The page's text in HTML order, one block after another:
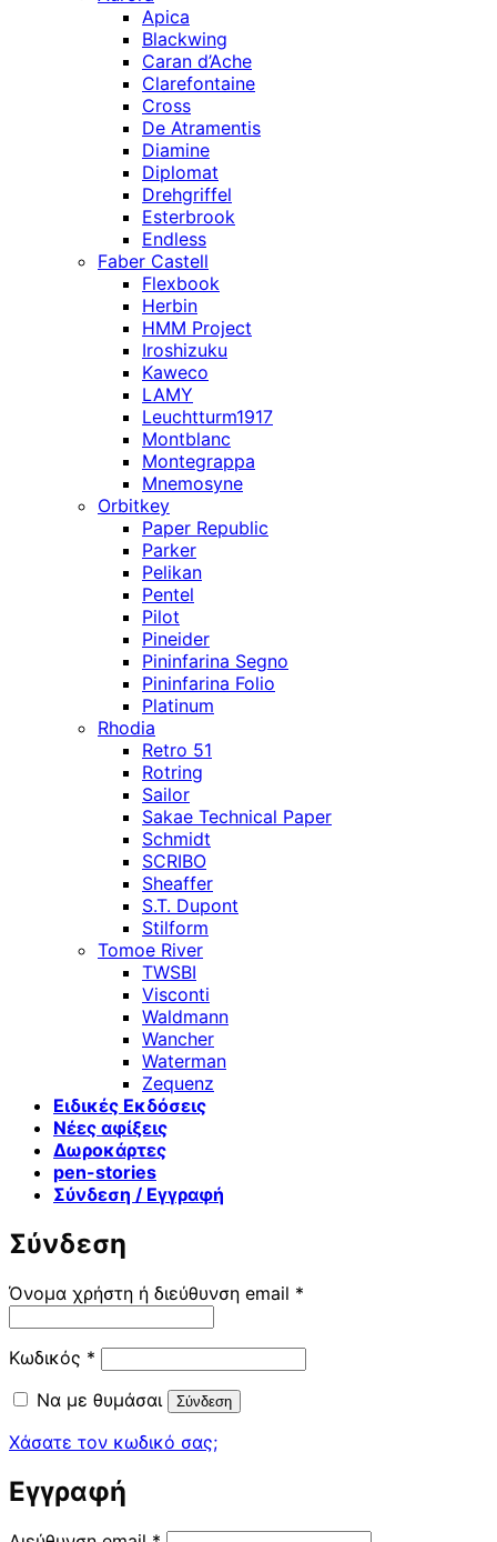
Apica
Blackwing
Caran d’Ache
Clarefontaine
Cross
De Atramentis
Diamine
Diplomat
Drehgriffel
Esterbrook
Endless
Faber Castell
Flexbook
Herbin
HMM Project
Iroshizuku
Kaweco
LAMY
Leuchtturm1917
Montblanc
Montegrappa
Mnemosyne
Orbitkey
Paper Republic
Parker
Pelikan
Pentel
Pilot
Pineider
Pininfarina Segno
Pininfarina Folio
Platinum
Rhodia
Retro 51
Rotring
Sailor
Sakae Technical Paper
Schmidt
SCRIBO
Sheaffer
S.T. Dupont
Stilform
Tomoe River
TWSBI
Visconti
Waldmann
Wancher
Waterman
Zequenz
Ειδικές Εκδόσεις
Νέες αφίξεις
Δωροκάρτες
pen-stories
Σύνδεση / Εγγραφή
Σύνδεση
Όνομα χρήστη ή διεύθυνση email *
Κωδικός * Απαιτείται
Να με θυμάσαι
Σύνδεση
Χάσατε τον κωδικό σας;
Εγγραφή